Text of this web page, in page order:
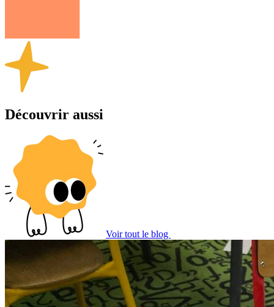
Découvrir aussi
Voir tout le blog